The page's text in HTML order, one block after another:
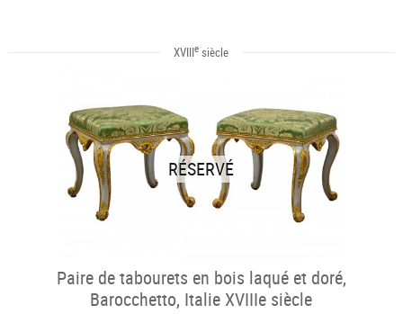
XVIIIe siècle
RÉSERVÉ
Paire de tabourets en bois laqué et doré,
Barocchetto, Italie XVIIIe siècle